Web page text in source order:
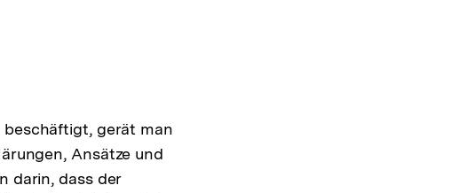
beschäftigt, gerät man
Ansätze und
darin, dass der